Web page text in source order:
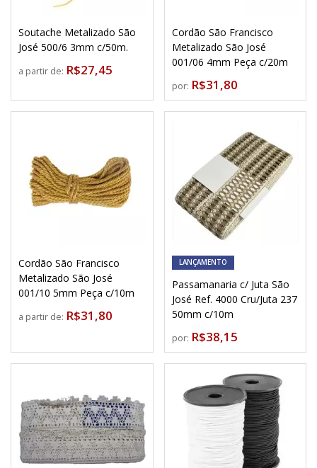
Soutache Metalizado São
José 500/6 3mm c/50m.
a partir de: R$27,45
Cordão São Francisco
Metalizado São José
001/06 4mm Peça c/20m
por: R$31,80
Cordão São Francisco
Metalizado São José
001/10 5mm Peça c/10m
a partir de: R$31,80
LANÇAMENTO
Passamanaria c/ Juta São
José Ref. 4000 Cru/Juta 237
50mm c/10m
por: R$38,15